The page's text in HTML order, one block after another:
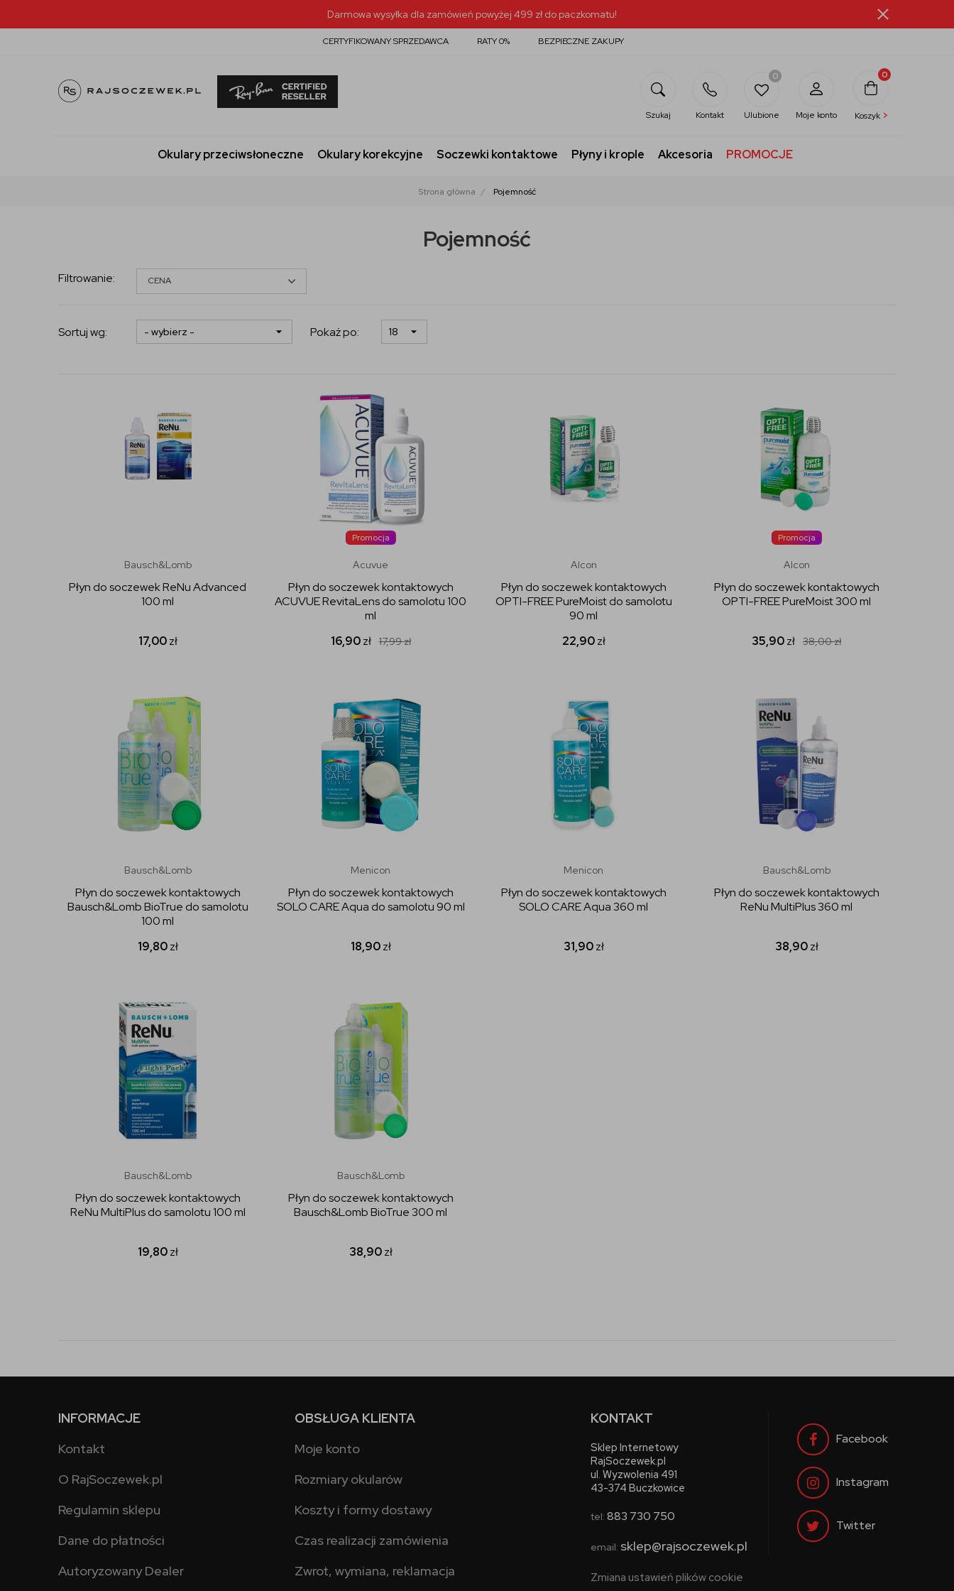
Darmowa wysyłka dla zamówień powyżej 499 zł do paczkomatu!
CERTYFIKOWANY SPRZEDAWCA RATY 0% BEZPIECZNE ZAKUPY
Szukaj Kontakt
0
Ulubione Moje konto
0
Koszyk >
Okulary przeciwsłoneczne Okulary korekcyjne Soczewki kontaktowe Płyny i krople Akcesoria PROMOCJE
Strona główna Pojemność
Pojemność
Filtrowanie: CENA
Sortuj wg: Pokaż po:
Bausch&Lomb
Płyn do soczewek ReNu Advanced
100 ml
17,00zł
Promocja
Acuvue
Płyn do soczewek kontaktowych
ACUVUE RevitaLens do samolotu 100
ml
16,90zł 17,99zł
Alcon
Płyn do soczewek kontaktowych
OPTI-FREE PureMoist do samolotu
90 ml
22,90zł
Promocja
Alcon
Płyn do soczewek kontaktowych
OPTI-FREE PureMoist 300 ml
35,90zł 38,00zł
Bausch&Lomb
Płyn do soczewek kontaktowych
Bausch&Lomb BioTrue do samolotu
100 ml
19,80zł
Menicon
Płyn do soczewek kontaktowych
SOLO CARE Aqua do samolotu 90 ml
18,90zł
Menicon
Płyn do soczewek kontaktowych
SOLO CARE Aqua 360 ml
31,90zł
Bausch&Lomb
Płyn do soczewek kontaktowych
ReNu MultiPlus 360 ml
38,90zł
Bausch&Lomb
Płyn do soczewek kontaktowych
ReNu MultiPlus do samolotu 100 ml
19,80zł
Bausch&Lomb
Płyn do soczewek kontaktowych
Bausch&Lomb BioTrue 300 ml
38,90zł
INFORMACJE
Kontakt
O RajSoczewek.pl
Regulamin sklepu
Dane do płatności
Autoryzowany Dealer
OBSŁUGA KLIENTA
Moje konto
Rozmiary okularów
Koszty i formy dostawy
Czas realizacji zamówienia
Zwrot, wymiana, reklamacja
KONTAKT
Sklep Internetowy
RajSoczewek.pl
ul. Wyzwolenia 491
43-374 Buczkowice
tel: 883 730 750
email: sklep@rajsoczewek.pl
Zmiana ustawień plików cookie
Facebook
Instagram
Twitter